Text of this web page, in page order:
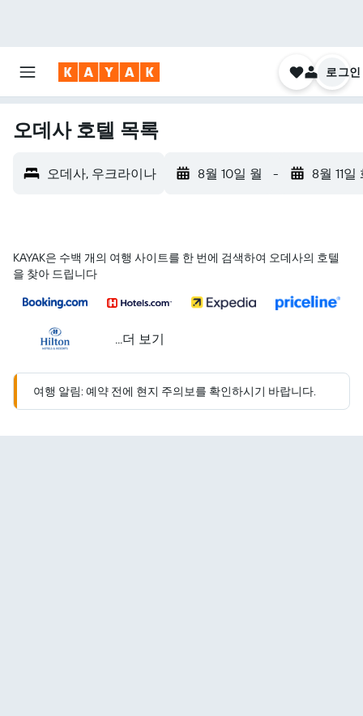
로그인
오데사 호텔 목록
오데사, 우크라이나 8월 10일 월 - 8월 11일
KAYAK은 수백 개의 여행 사이트를 한 번에 검색하여 오데사의 호텔
을 찾아 드립니다
...더 보기
여행 알림: 예약 전에 현지 주의보를 확인하시기 바랍니다.